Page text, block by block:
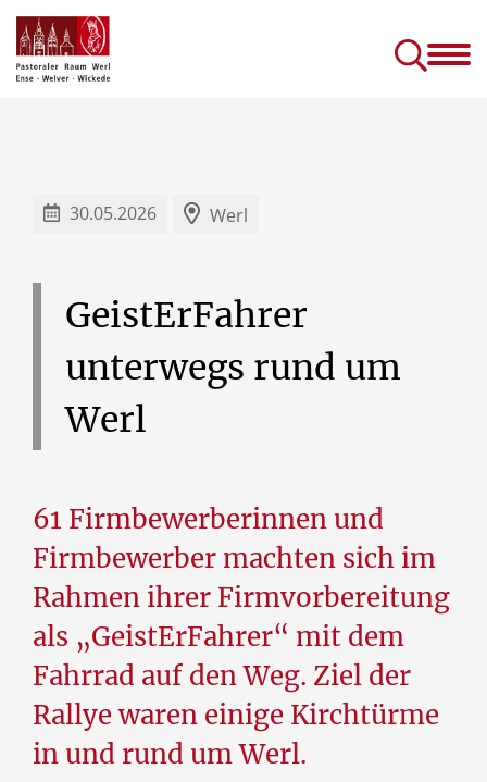
30.05.2026 Werl
GeistErFahrer
unterwegs rund um
Werl
61 Firmbewerberinnen und
Firmbewerber machten sich im
Rahmen ihrer Firmvorbereitung
als „GeistErFahrer“ mit dem
Fahrrad auf den Weg. Ziel der
Rallye waren einige Kirchtürme
in und rund um Werl.